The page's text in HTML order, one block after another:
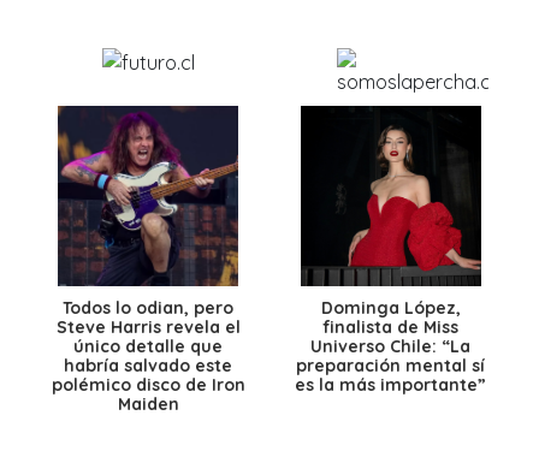
Todos lo odian, pero
Steve Harris revela el
único detalle que
habría salvado este
polémico disco de Iron
Maiden
Dominga López,
finalista de Miss
Universo Chile: “La
preparación mental sí
es la más importante”